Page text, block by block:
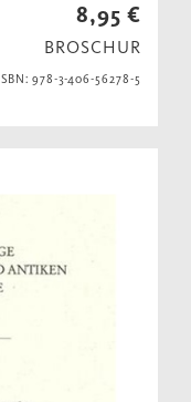
8,95 €
BROSCHUR
ISBN: 978-3-406-56278-5